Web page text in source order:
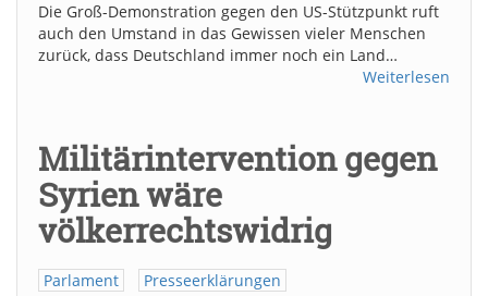
Die Groß-Demonstration gegen den US-Stützpunkt ruft
auch den Umstand in das Gewissen vieler Menschen
zurück, dass Deutschland immer noch ein Land…
Weiterlesen
Militärintervention gegen
Syrien wäre
völkerrechtswidrig
Parlament
Presseerklärungen